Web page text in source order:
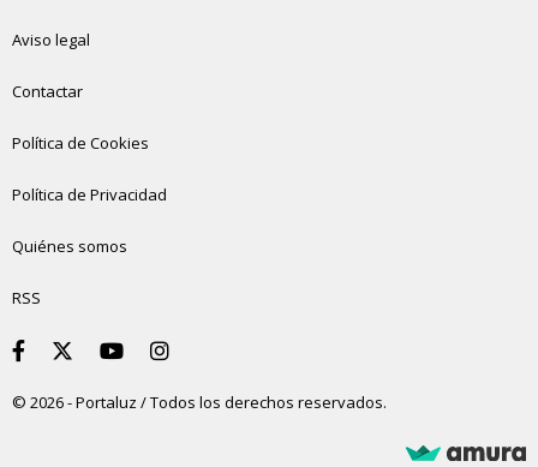
Aviso legal
Contactar
Política de Cookies
Política de Privacidad
Quiénes somos
RSS
© 2026 - Portaluz / Todos los derechos reservados.